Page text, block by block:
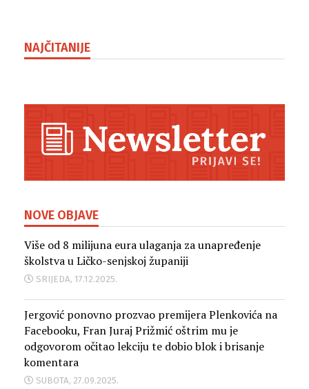
NAJČITANIJE
NOVE OBJAVE
Više od 8 milijuna eura ulaganja za unapređenje
školstva u Ličko-senjskoj županiji
SRIJEDA, 17.12.2025.
Jergović ponovno prozvao premijera Plenkovića na
Facebooku, Fran Juraj Prižmić oštrim mu je
odgovorom očitao lekciju te dobio blok i brisanje
komentara
SUBOTA, 27.09.2025.